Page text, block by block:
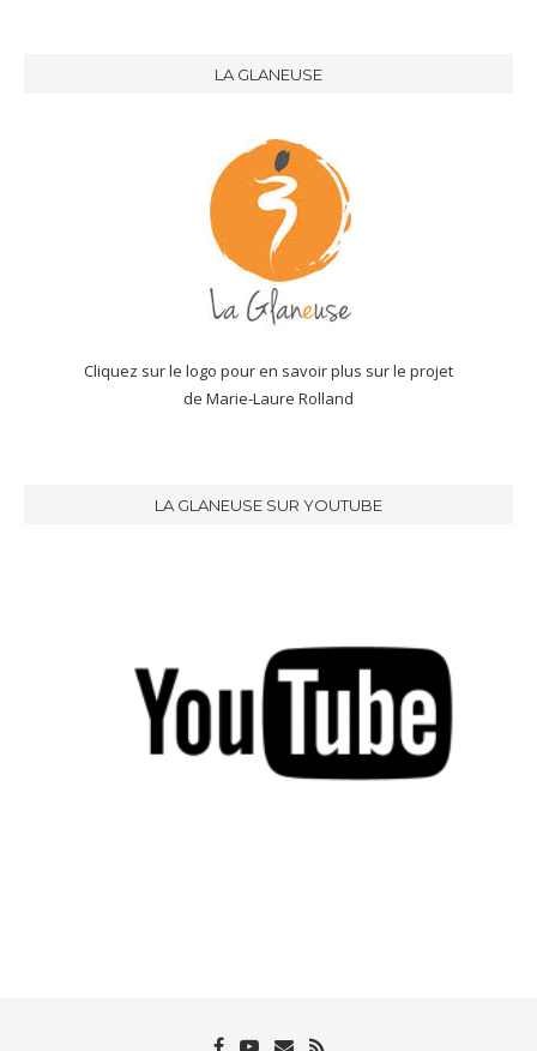
LA GLANEUSE
Cliquez sur le logo pour en savoir plus sur le projet
de Marie-Laure Rolland
LA GLANEUSE SUR YOUTUBE